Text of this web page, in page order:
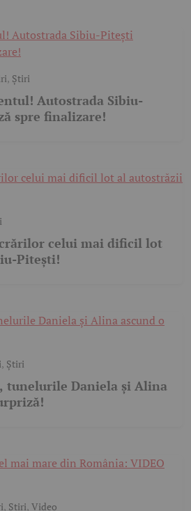
, Știri
Autostrada Sibiu-
spre finalizare!
celui mai dificil lot
Pitești!
, Știri
tunelurile Daniela și Alina
, Știri, Video